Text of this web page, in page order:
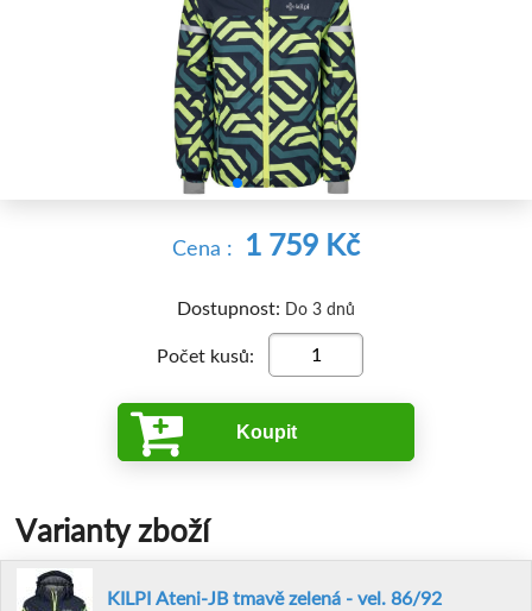
Cena : 1 759 Kč
Dostupnost: Do 3 dnů
Počet kusů:
Koupit
Varianty zboží
KILPI Ateni-JB tmavě zelená - vel. 86/92